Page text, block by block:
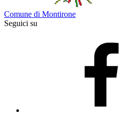
Comune di Montirone
Seguici su